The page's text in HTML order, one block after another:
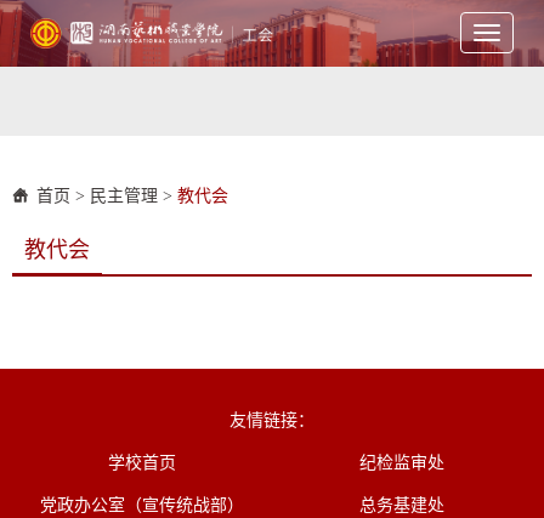
Toggle
首页 > 民主管理 > 教代会
教代会
友情链接：
学校首页 纪检监审处
党政办公室（宣传统战部） 总务基建处